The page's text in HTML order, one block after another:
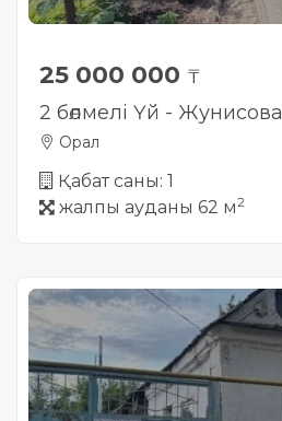
25 000 000 ₸
2 бөлмелі Үй - Жунисова
Орал
Қабат саны: 1
жалпы ауданы 62 м2